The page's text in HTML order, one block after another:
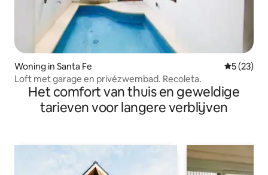
Woning in Santa Fe
5 (23)
Loft met garage en privézwembad. Recoleta.
Het comfort van thuis en geweldige
tarieven voor langere verblijven